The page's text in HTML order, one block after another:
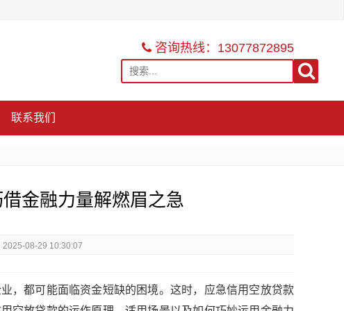
咨询热线：13077872895
联系我们
金融力量解燃眉之急
2025-08-29 10:30:07
，都可能面临资金短缺的困境。这时，应急信用空放贷款